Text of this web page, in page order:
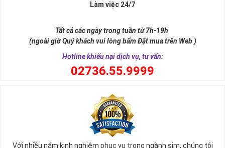
Làm việc 24/7
Tất cả các ngày trong tuần từ 7h-19h
(ngoài giờ Quý khách vui lòng bấm Đặt mua trên Web )
Hotline khiếu nại dịch vụ, tư vấn:
02736.55.9999
Với nhiều năm kinh nghiệm phục vụ trong ngành sim, chúng tôi